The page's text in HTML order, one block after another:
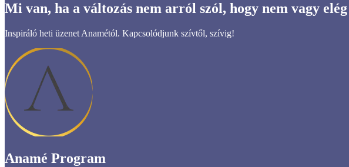
Mi van, ha a változás nem arról szól, hogy nem vagy
Inspiráló heti üzenet Anamétól. Kapcsolódjunk szívtől, szívig!
Anamé Program